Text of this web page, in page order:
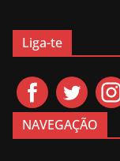
Liga-te
NAVEGAÇÃO